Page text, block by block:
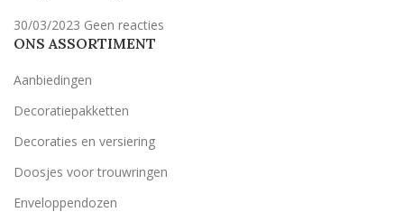
30/03/2023 Geen reacties
ONS ASSORTIMENT
Aanbiedingen
Decoratiepakketten
Decoraties en versiering
Doosjes voor trouwringen
Enveloppendozen